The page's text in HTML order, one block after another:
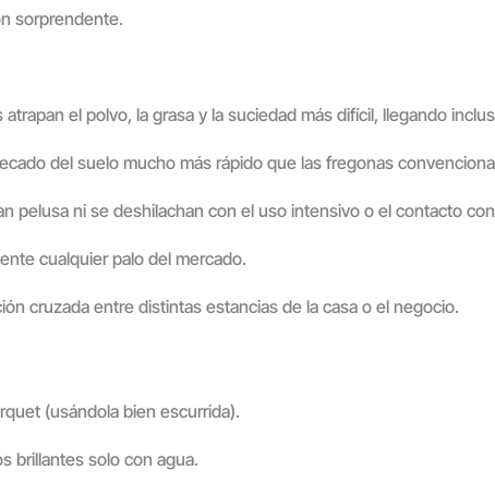
sorprendente.
el polvo, la grasa y la suciedad más difícil, llegando
del suelo mucho más rápido que las fregonas
pelusa ni se deshilachan con el uso intensivo o el contacto
cualquier palo del mercado.
cruzada entre distintas estancias de la casa o el negocio.
(usándola bien escurrida).
brillantes solo con agua.